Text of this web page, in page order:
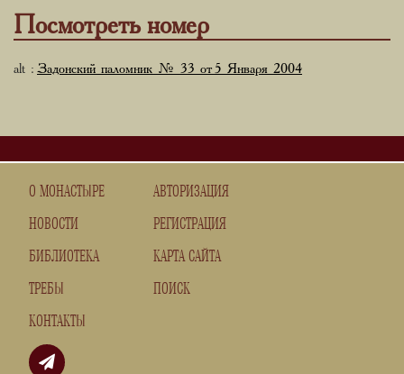
Посмотреть номер
alt : Задонский паломник № 33 от 5 Января 2004
О МОНАСТЫРЕ
НОВОСТИ
БИБЛИОТЕКА
ТРЕБЫ
КОНТАКТЫ
АВТОРИЗАЦИЯ
РЕГИСТРАЦИЯ
КАРТА САЙТА
ПОИСК